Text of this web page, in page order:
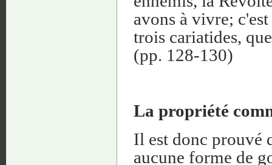
avons à vivre;
trois cariatides,
(pp. 128-130)
La propriété
Il est donc prouvé
aucune forme de